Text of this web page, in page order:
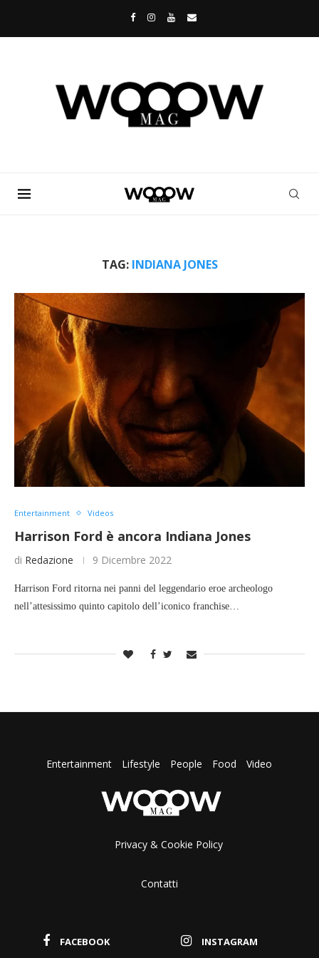
TAG: INDIANA JONES
Entertainment Videos
Harrison Ford è ancora Indiana Jones
di Redazione 9 Dicembre 2022
Harrison Ford ritorna nei panni del leggendario eroe archeologo
nell’attesissimo quinto capitolo dell’iconico franchise…
Entertainment Lifestyle People Food Video
Privacy & Cookie Policy
Contatti
FACEBOOK INSTAGRAM